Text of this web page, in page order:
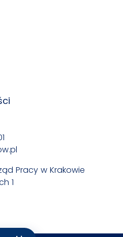
Pracy w Krakowie
1